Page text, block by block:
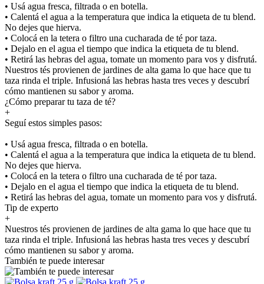
• Usá agua fresca, filtrada o en botella.
• Calentá el agua a la temperatura que indica la etiqueta de tu blend.
No dejes que hierva.
• Colocá en la tetera o filtro una cucharada de té por taza.
• Dejalo en el agua el tiempo que indica la etiqueta de tu blend.
• Retirá las hebras del agua, tomate un momento para vos y disfrutá.
Nuestros tés provienen de jardines de alta gama lo que hace que tu
taza rinda el triple. Infusioná las hebras hasta tres veces y descubrí
cómo mantienen su sabor y aroma.
¿Cómo preparar tu taza de té?
+
Seguí estos simples pasos:
• Usá agua fresca, filtrada o en botella.
• Calentá el agua a la temperatura que indica la etiqueta de tu blend.
No dejes que hierva.
• Colocá en la tetera o filtro una cucharada de té por taza.
• Dejalo en el agua el tiempo que indica la etiqueta de tu blend.
• Retirá las hebras del agua, tomate un momento para vos y disfrutá.
Tip de experto
+
Nuestros tés provienen de jardines de alta gama lo que hace que tu
taza rinda el triple. Infusioná las hebras hasta tres veces y descubrí
cómo mantienen su sabor y aroma.
También te puede interesar